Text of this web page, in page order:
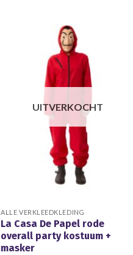
UITVERKOCHT
ALLE VERKLEEDKLEDING
La Casa De Papel rode
overall party kostuum +
masker